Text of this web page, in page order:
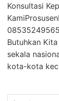
Konsultasi
Butuhkan
sekala
kota-kota
Search